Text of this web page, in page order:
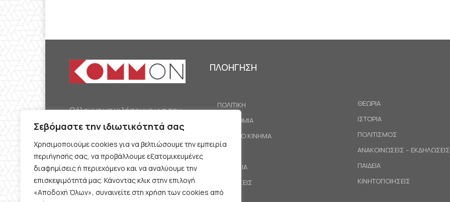
Σεβόμαστε την ιδιωτικότητά σας
Χρησιμοποιούμε cookies για να βελτιώσουμε την εμπειρία
περιήγησής σας, να προβάλλουμε εξατομικευμένες
διαφημίσεις ή περιεχόμενο και να αναλύουμε την
επισκεψιμότητά μας. Κάνοντας κλικ στην επιλογή
«Αποδοχή Όλων», συναινείτε στη χρήση των cookies από
Θέλουμε να μιλήσουμε για τον
κομμουνισμό της εποχής μας,
την αναγκαία αλλά όχι
δεδομένη προοπτική.
Θέλουμε να μιλήσουμε
ταυτόχρονα για την
καθημερινή επιβίωση και τον
ΠΛΟΗΓΗΣΗ
ΠΟΛΙΤΙΚΗ
ΟΙΚΟΝΟΜΙΑ
ΕΡΓΑΤΙΚΟ ΚΙΝΗΜΑ
ΚΟΙΝΩΝΙΑ
ΠΡΟΤΑΣΕΙΣ
ΘΕΩΡΙΑ
ΙΣΤΟΡΙΑ
ΠΟΛΙΤΙΣΜΟΣ
ΑΝΑΚΟΙΝΩΣΕΙΣ – ΕΚΔΗΛΩΣΕΙΣ
ΠΑΙΔΕΙΑ
ΚΙΝΗΤΟΠΟΙΗΣΕΙΣ